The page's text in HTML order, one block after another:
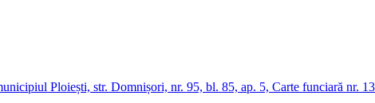
Ploiești, str. Domnișori, nr. 95, bl. 85, ap. 5, Carte funciară nr.